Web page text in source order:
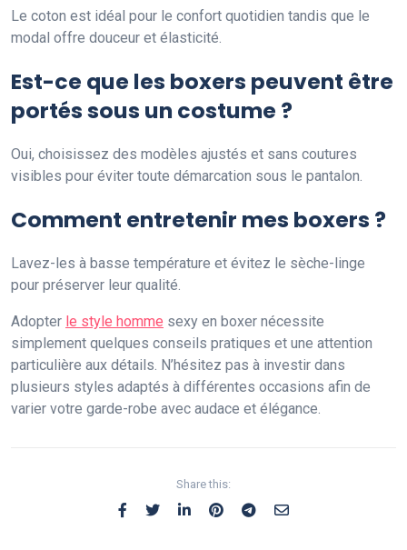
Le coton est idéal pour le confort quotidien tandis que le
modal offre douceur et élasticité.
Est-ce que les boxers peuvent être
portés sous un costume ?
Oui, choisissez des modèles ajustés et sans coutures
visibles pour éviter toute démarcation sous le pantalon.
Comment entretenir mes boxers ?
Lavez-les à basse température et évitez le sèche-linge
pour préserver leur qualité.
Adopter le style homme sexy en boxer nécessite
simplement quelques conseils pratiques et une attention
particulière aux détails. N’hésitez pas à investir dans
plusieurs styles adaptés à différentes occasions afin de
varier votre garde-robe avec audace et élégance.
Share this: